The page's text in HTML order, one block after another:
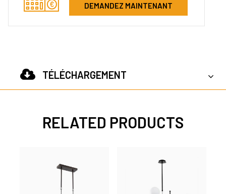
DEMANDEZ MAINTENANT
TÉLÉCHARGEMENT
RELATED PRODUCTS